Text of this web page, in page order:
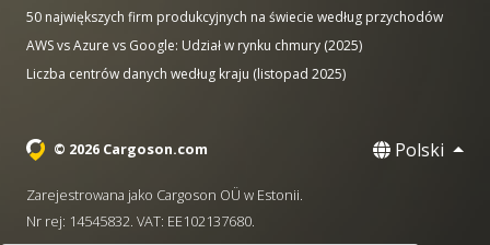
50 największych firm produkcyjnych na świecie według przychodów
AWS vs Azure vs Google: Udział w rynku chmury (2025)
Liczba centrów danych według kraju (listopad 2025)
© 2026 Cargoson.com Polski
Zarejestrowana jako Cargoson OÜ w Estonii.
Nr rej: 14545832. VAT: EE102137680.